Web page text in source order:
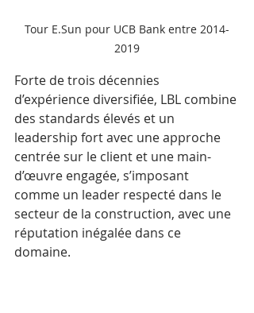
Tour E.Sun pour UCB Bank entre 2014-
2019
Forte de trois décennies
d’expérience diversifiée, LBL combine
des standards élevés et un
leadership fort avec une approche
centrée sur le client et une main-
d’œuvre engagée, s’imposant
comme un leader respecté dans le
secteur de la construction, avec une
réputation inégalée dans ce
domaine.